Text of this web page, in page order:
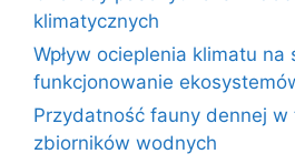
klimatycznych
Wpływ ocieplenia klimatu na
funkcjonowanie
Przydatność fauny dennej w
zbiorników wodnych